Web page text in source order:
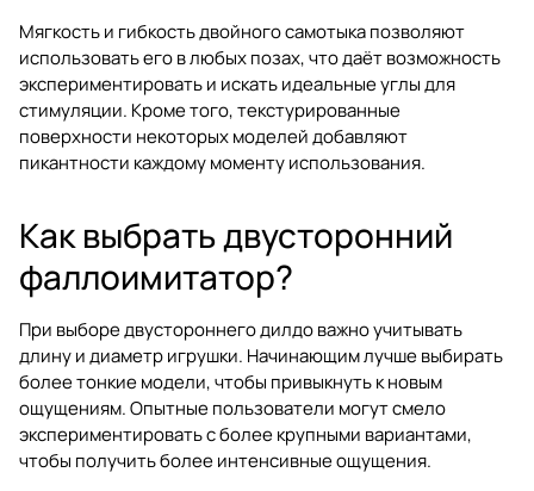
Мягкость и гибкость двойного самотыка позволяют
использовать его в любых позах, что даёт возможность
экспериментировать и искать идеальные углы для
стимуляции. Кроме того, текстурированные
поверхности некоторых моделей добавляют
пикантности каждому моменту использования.
Как выбрать двусторонний
фаллоимитатор?
При выборе двустороннего дилдо важно учитывать
длину и диаметр игрушки. Начинающим лучше выбирать
более тонкие модели, чтобы привыкнуть к новым
ощущениям. Опытные пользователи могут смело
экспериментировать с более крупными вариантами,
чтобы получить более интенсивные ощущения.